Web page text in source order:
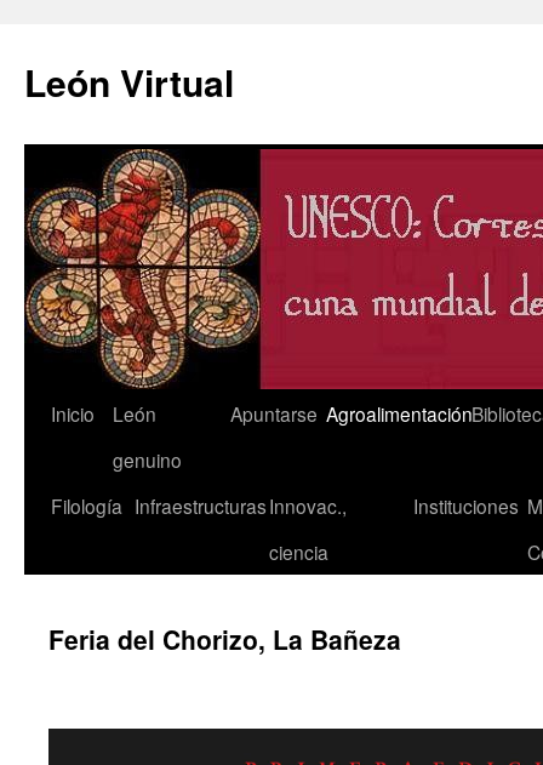
León Virtual
Saltar
contenido
Inicio
León
genuino
Apuntarse Agroalimentación
Filología InfraestructurasInnovac.,
ciencia
Instituciones
Feria del Chorizo, La Bañeza